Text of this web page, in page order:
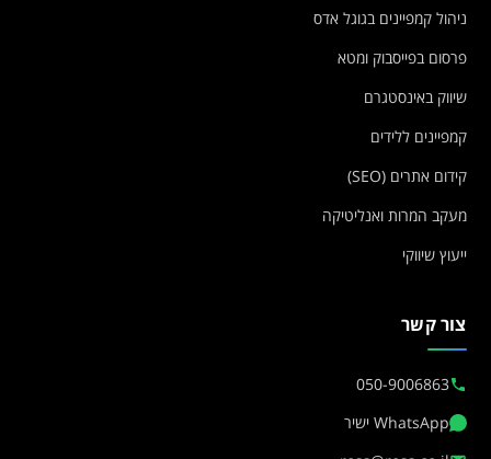
ניהול קמפיינים בגוגל אדס
פרסום בפייסבוק ומטא
שיווק באינסטגרם
קמפיינים ללידים
קידום אתרים (SEO)
מעקב המרות ואנליטיקה
ייעוץ שיווקי
צור קשר
050-9006863
WhatsApp ישיר